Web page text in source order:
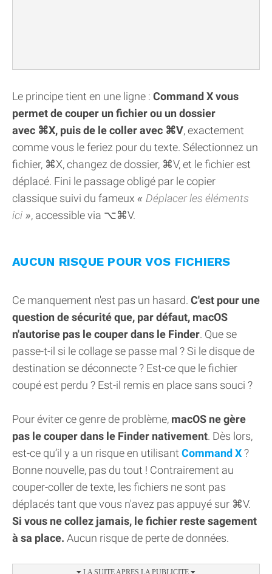
Le principe tient en une ligne : Command X vous
permet de couper un fichier ou un dossier
avec ⌘X, puis de le coller avec ⌘V, exactement
comme vous le feriez pour du texte. Sélectionnez un
fichier, ⌘X, changez de dossier, ⌘V, et le fichier est
déplacé. Fini le passage obligé par le copier
classique suivi du fameux
Déplacer les éléments
ici
, accessible via ⌥⌘V.
AUCUN RISQUE POUR VOS FICHIERS
Ce manquement n'est pas un hasard. C'est pour une
question de sécurité que, par défaut, macOS
n'autorise pas le couper dans le Finder. Que se
passe-t-il si le collage se passe mal ? Si le disque de
destination se déconnecte ? Est-ce que le fichier
coupé est perdu ? Est-il remis en place sans souci ?
Pour éviter ce genre de problème, macOS ne gère
pas le couper dans le Finder nativement. Dès lors,
est-ce qu’il y a un risque en utilisant Command X?
Bonne nouvelle, pas du tout ! Contrairement au
couper-coller de texte, les fichiers ne sont pas
déplacés tant que vous n'avez pas appuyé sur ⌘V.
Si vous ne collez jamais, le fichier reste sagement
à sa place. Aucun risque de perte de données.